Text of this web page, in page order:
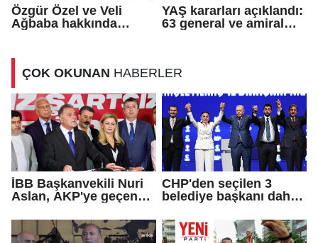
Özgür Özel ve Veli
Ağbaba hakkında
YAŞ kararları açıklandı:
63 general ve amiral
ÇOK OKUNAN HABERLER
İBB Başkanvekili Nuri
Aslan, AKP'ye geçen
iddialarına yanıt verdi
CHP'den seçilen 3
belediye başkanı daha